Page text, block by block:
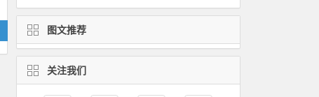
图文推荐
关注我们